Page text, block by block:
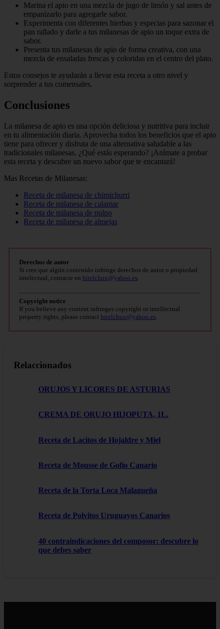
Marina el apio en una mezcla de jugo de limón y sal antes de
empanizarlo para agregarle sabor.
Experimenta con diferentes hierbas y especias para sazonar el
pan rallado y darle a tus milanesas de apio un toque extra de
sabor.
Presenta tus milanesas de apio de forma creativa, con una
mezcla de ensaladas frescas y coloridas en el centro del plato.
Estos consejos te ayudarán a llevar esta receta a otro nivel y
sorprender a tus comensales.
Conclusiones
La milanesa de apio es una opción deliciosa y nutritiva para incluir
en tu alimentación diaria. Aprovecha todos los beneficios que el apio
tiene para ofrecer y disfruta de una alternativa saludable a las
tradicionales milanesas. ¿Qué estás esperando? ¡Anímate a probar
esta receta y descubre un nuevo sabor que te encantará!
Mas Recetas de Milanesas:
Receta de milanesa de chimichurri
Receta de milanesa de calamar
Receta de milanesa de pulpo
Receta de milanesa de almejas
Derechos de autor
Si cree que algún contenido infringe derechos de autor o propiedad
intelectual, contacte en bitelchux@yahoo.es
Copyright notice
If you believe any content infringes copyright or intellectual
property rights, please contact bitelchux@yahoo.es
Relaccionados
ORUJOS Y LICORES DE ASTURIAS
CREMA DE ORUJO HIJOPUTA, 1L.
Receta de Lacitos de Hojaldre y Miel
Receta de Mousse de Gofio Canario
Receta de la Torta Loca Malagueña
Receta de Polvitos Uruguayos Canarios
40 contraindicaciones del composor: descubre lo
que debes saber